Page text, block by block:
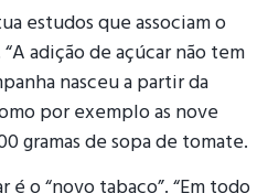
estudos que associam o
adição de açúcar não tem
nasceu a partir da
por exemplo as nove
gramas de sopa de tomate.